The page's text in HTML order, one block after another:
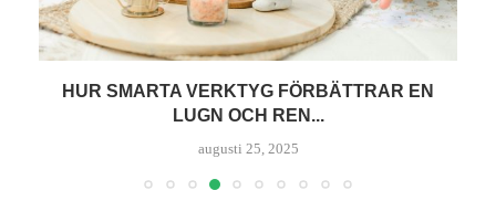
HUR SMARTA VERKTYG FÖRBÄTTRAR EN
LUGN OCH REN...
augusti 25, 2025